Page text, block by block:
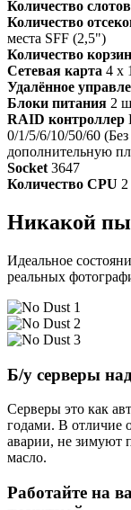
Количество
Количество
места SFF (2,5")
Количество
Сетевая карта 4 x
Удалённое
Блоки питания 2
RAID контроллер
0/1/5/6/10/50/60
дополнительную
Socket 3647
Количество CPU 2
Никакой
Идеальное
реальных
Б/у серверы
Серверы это как
годами. В отличие
аварии, не зимуют
масло.
Работайте на